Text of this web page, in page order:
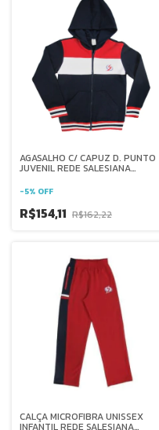
AGASALHO C/ CAPUZ D. PUNTO
JUVENIL REDE SALESIANA
-5% OFF
R$154,11 R$162,22
CALÇA MICROFIBRA UNISSEX
INFANTIL REDE SALESIANA